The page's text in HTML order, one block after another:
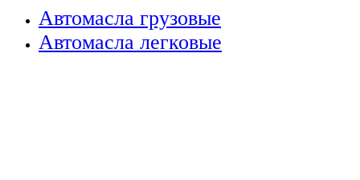
Автомасла грузовые
Автомасла легковые